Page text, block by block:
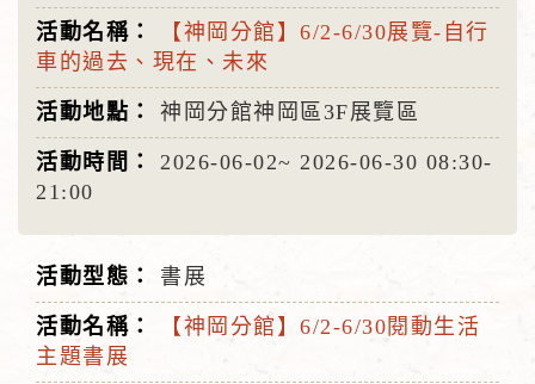
【神岡分館】6/2-6/30展覽-⾃⾏
⾞的過去、現在、未來
神岡分館神岡區3F展覽區
2026-06-02~ 2026-06-30 08:30-
21:00
書展
【神岡分館】6/2-6/30閱動生活
主題書展